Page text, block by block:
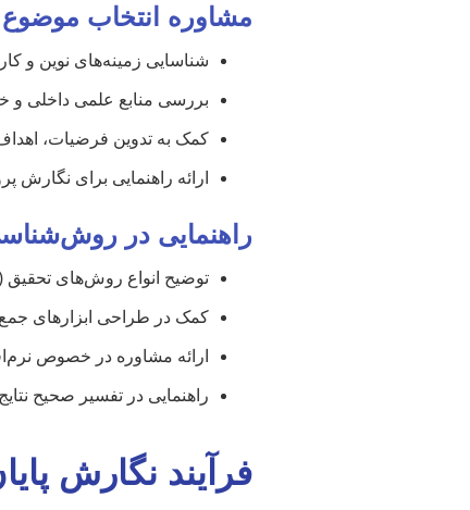
مشاوره انتخاب موضوع
شناسایی زمینه‌های نوین و
بررسی منابع علمی داخلی و
کمک به تدوین فرضیات،
ارائه راهنمایی برای نگارش
راهنمایی در
توضیح انواع روش‌های تحقیق
کمک در طراحی ابزارهای
ارائه مشاوره در خصوص
راهنمایی در تفسیر صحیح
فرآیند نگارش